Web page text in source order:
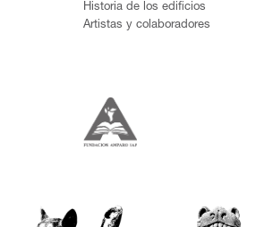
Historia de los edificios
Artistas y colaboradores